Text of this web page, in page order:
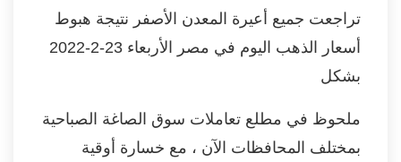
تراجعت جميع أعيرة المعدن الأصفر نتيجة هبوط
أسعار الذهب اليوم في مصر الأربعاء 23-2-2022
بشكل
ملحوظ في مطلع تعاملات سوق الصاغة الصباحية
بمختلف المحافظات الآن ، مع خسارة أوقية